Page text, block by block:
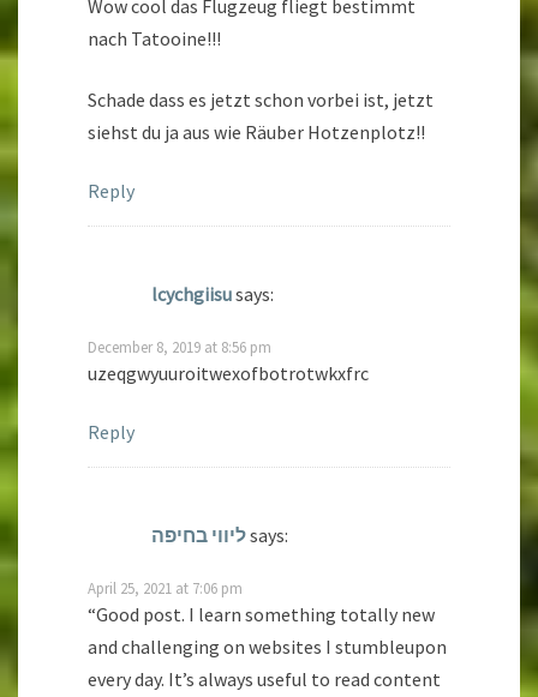
Wow cool das Flugzeug fliegt bestimmt
nach Tatooine!!!
Schade dass es jetzt schon vorbei ist, jetzt
siehst du ja aus wie Räuber Hotzenplotz!!
Reply
lcychgiisusays:
December 8, 2019 at 8:56 pm
uzeqgwyuuroitwexofbotrotwkxfrc
Reply
ליווי בחיפהsays:
April 25, 2021 at 7:06 pm
“Good post. I learn something totally new
and challenging on websites I stumbleupon
every day. It’s always useful to read content